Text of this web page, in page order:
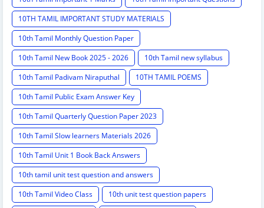
10TH TAMIL IMPORTANT STUDY MATERIALS
10th Tamil Monthly Question Paper
10th Tamil New Book 2025 - 2026
10th Tamil new syllabus
10th Tamil Padivam Niraputhal
10TH TAMIL POEMS
10th Tamil Public Exam Answer Key
10th Tamil Quarterly Question Paper 2023
10th Tamil Slow learners Materials 2026
10th Tamil Unit 1 Book Back Answers
10th tamil unit test question and answers
10th Tamil Video Class
10th unit test question papers